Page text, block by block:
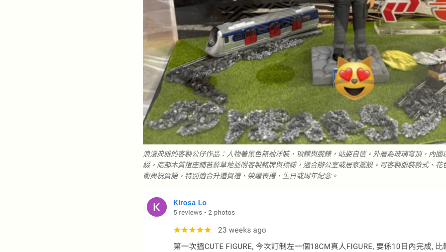
浪漫典雅的客製公仔作品：人物著黑色無袖洋裝、項鍊與腕錶，站姿自信。外層為玻璃穹頂，內
綴，底部木質燈座鋪苔蘚草地並附客製銘牌與標誌，適合辦公室或居家擺設。可客製服裝款式、
銜與祝賀語，特別適合升遷賀禮、榮耀表揚、生日或周年紀念。